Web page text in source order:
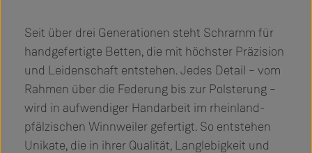
Seit über drei Generationen steht Schramm für
handgefertigte Betten, die mit höchster Präzision
und Leidenschaft entstehen. Jedes Detail – vom
Rahmen über die Federung bis zur Polsterung –
wird in aufwendiger Handarbeit im rheinland-
pfälzischen Winnweiler gefertigt. So entstehen
Unikate, die in ihrer Qualität, Langlebigkeit und